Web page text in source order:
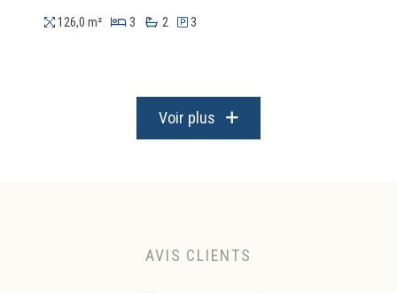
126,0 m² 3 2 3
Voir plus
AVIS CLIENTS